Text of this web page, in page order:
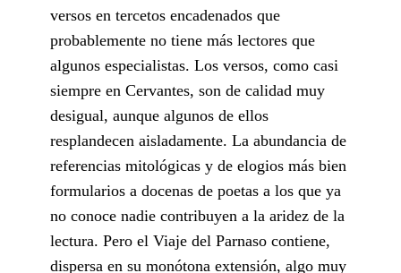
versos en tercetos encadenados que
probablemente no tiene más lectores que
algunos especialistas. Los versos, como casi
siempre en Cervantes, son de calidad muy
desigual, aunque algunos de ellos
resplandecen aisladamente. La abundancia de
referencias mitológicas y de elogios más bien
formularios a docenas de poetas a los que ya
no conoce nadie contribuyen a la aridez de la
lectura. Pero el Viaje del Parnaso contiene,
dispersa en su monótona extensión, algo muy